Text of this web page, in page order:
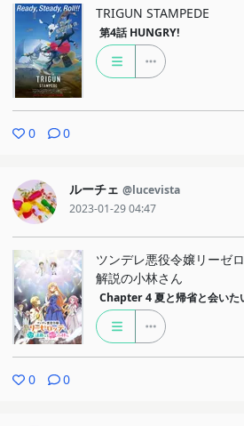
TRIGUN STAMPEDE
第4話 HUNGRY!
0 0
ルーチェ @lucevista
2023-01-29 04:47
ツンデレ悪役令嬢リーゼ
解説の小林さん
Chapter 4 夏と帰省と会いた
0 0